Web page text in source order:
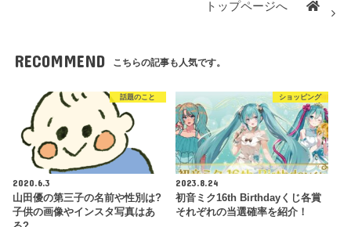
トップページへ
RECOMMEND こちらの記事も人気です。
話題のこと
2020.6.3
山田優の第三子の名前や性別は?
子供の画像やインスタ写真はあ
ショッピング
2023.8.24
初音ミク16th Birthdayくじ各賞
それぞれの当選確率を紹介！